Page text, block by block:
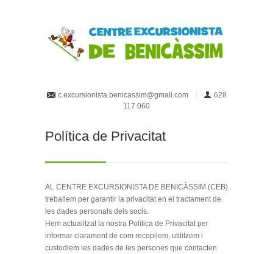
c.excursionista.benicassim@gmail.com
628
117 060
Política de Privacitat
AL CENTRE EXCURSIONISTA DE BENICÀSSIM (CEB)
treballem per garantir la privacitat en el tractament de
les dades personals dels socis.
Hem actualitzat la nostra Política de Privacitat per
informar clarament de com recopilem, utilitzem i
custodiem les dades de les persones que contacten